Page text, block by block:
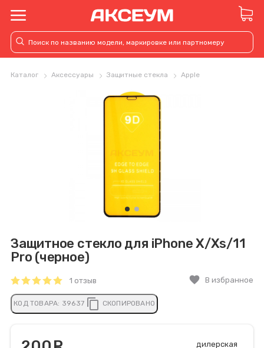
Каталог Аксессуары Защитные стекла Apple
Защитное стекло для iPhone X/Xs/11
Pro (черное)
1 отзыв favorite В избранное
КОД ТОВАРА: 39637 content_copy СКОПИРОВАНО
дилерская